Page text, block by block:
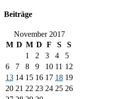
Beiträge
November 2017
M D M D F S
S
1
2 3 4
5
6
7 8 9 10 11 12
13 14 15 16 17 18 19
20 21 22 23 24 25 26